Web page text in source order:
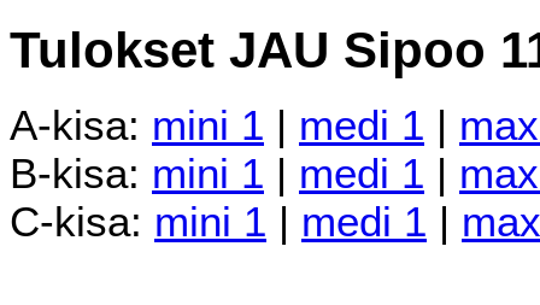
Tulokset JAU Sipoo
A-kisa: mini 1 | medi 1 |
B-kisa: mini 1 | medi 1 |
C-kisa: mini 1 | medi 1 |